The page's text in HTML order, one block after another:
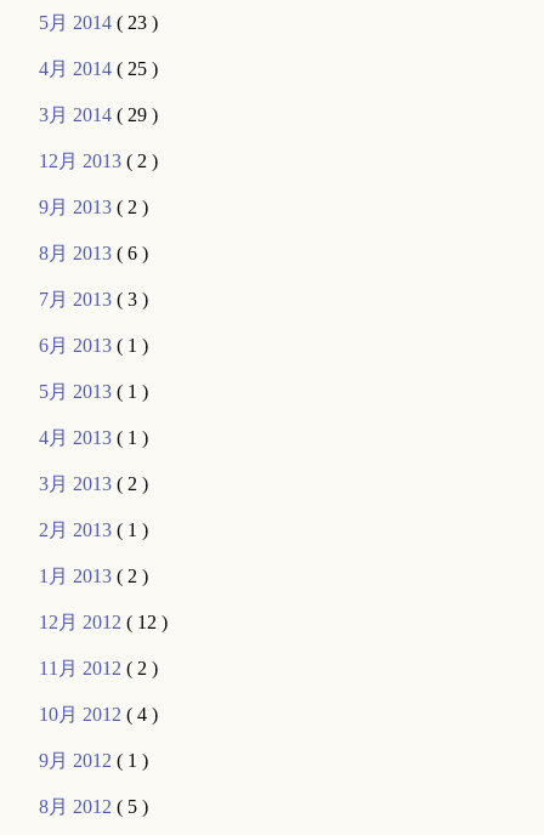
5月 2014( 23 )
4月 2014( 25 )
3月 2014( 29 )
12月 2013( 2 )
9月 2013( 2 )
8月 2013( 6 )
7月 2013( 3 )
6月 2013( 1 )
5月 2013( 1 )
4月 2013( 1 )
3月 2013( 2 )
2月 2013( 1 )
1月 2013( 2 )
12月 2012( 12 )
11月 2012( 2 )
10月 2012( 4 )
9月 2012( 1 )
8月 2012( 5 )